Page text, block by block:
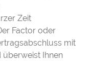
Zeit
Factor oder
mit
Ihnen